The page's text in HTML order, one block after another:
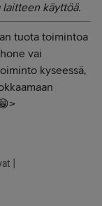
käyttöä.
tuota toimintoa
vai
kyseessä,
|